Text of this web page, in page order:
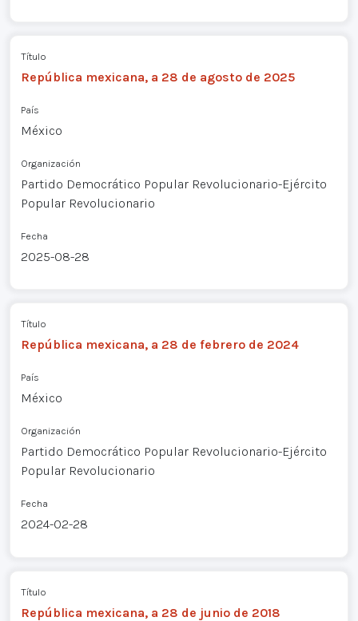
Título
República mexicana, a 28 de agosto de 2025
País
México
Organización
Partido Democrático Popular Revolucionario-Ejército
Popular Revolucionario
Fecha
2025-08-28
Título
República mexicana, a 28 de febrero de 2024
País
México
Organización
Partido Democrático Popular Revolucionario-Ejército
Popular Revolucionario
Fecha
2024-02-28
Título
República mexicana, a 28 de junio de 2018